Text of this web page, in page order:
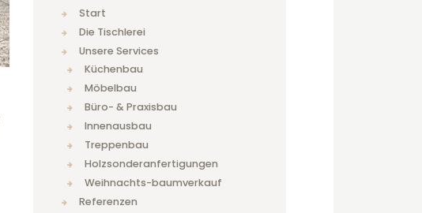
Start
Die Tischlerei
Unsere Services
Küchenbau
Möbelbau
Büro- & Praxisbau
Innenausbau
Treppenbau
Holzsonderanfertigungen
Weihnachts-baumverkauf
Referenzen